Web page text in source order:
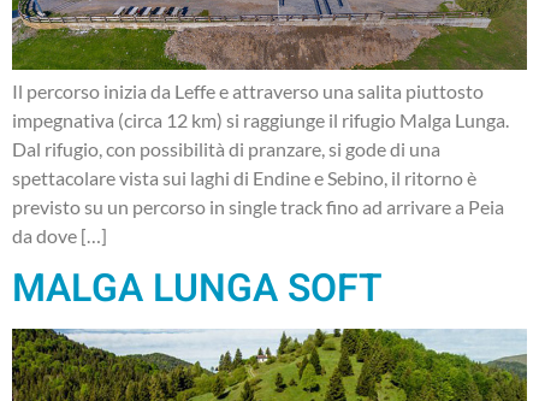
Il percorso inizia da Leffe e attraverso una salita piuttosto
impegnativa (circa 12 km) si raggiunge il rifugio Malga Lunga.
Dal rifugio, con possibilità di pranzare, si gode di una
spettacolare vista sui laghi di Endine e Sebino, il ritorno è
previsto su un percorso in single track fino ad arrivare a Peia
da dove […]
MALGA LUNGA SOFT